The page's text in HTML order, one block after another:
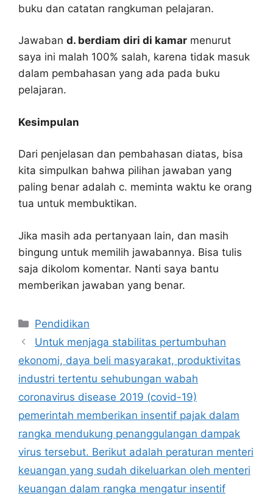
buku dan catatan rangkuman pelajaran.
Jawaban d. berdiam diri di kamar menurut
saya ini malah 100% salah, karena tidak masuk
dalam pembahasan yang ada pada buku
pelajaran.
Kesimpulan
Dari penjelasan dan pembahasan diatas, bisa
kita simpulkan bahwa pilihan jawaban yang
paling benar adalah c. meminta waktu ke orang
tua untuk membuktikan.
Jika masih ada pertanyaan lain, dan masih
bingung untuk memilih jawabannya. Bisa tulis
saja dikolom komentar. Nanti saya bantu
memberikan jawaban yang benar.
Kategori
Pendidikan
Untuk menjaga stabilitas pertumbuhan
ekonomi, daya beli masyarakat, produktivitas
industri tertentu sehubungan wabah
coronavirus disease 2019 (covid-19)
pemerintah memberikan insentif pajak dalam
rangka mendukung penanggulangan dampak
virus tersebut. Berikut adalah peraturan menteri
keuangan yang sudah dikeluarkan oleh menteri
keuangan dalam rangka mengatur insentif